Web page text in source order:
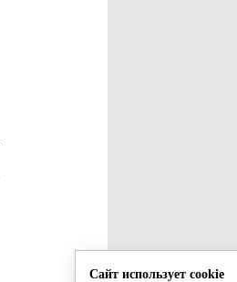
Сайт использует cookie